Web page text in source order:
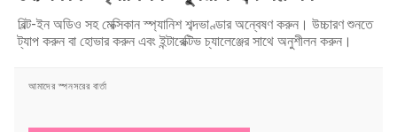
বিল্ট-ইন অডিও সহ মেক্সিকান স্প্যানিশ শব্দভাণ্ডার অন্বেষণ করুন। উচ্চারণ শুনতে
ট্যাপ করুন বা হোভার করুন এবং ইন্টারেক্টিভ চ্যালেঞ্জের সাথে অনুশীলন করুন।
আমাদের স্পনসরের বার্তা